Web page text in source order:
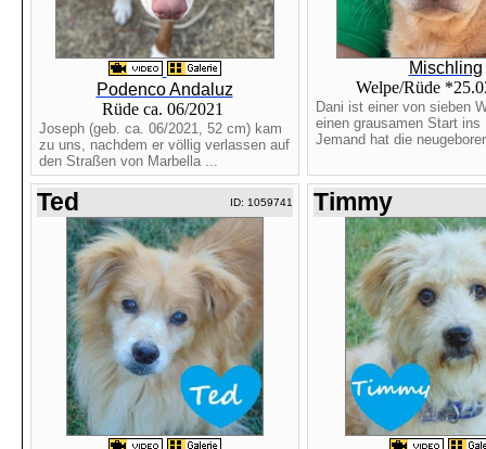
Podenco Andaluz
Rüde ca. 06/2021
Joseph (geb. ca. 06/2021, 52 cm) kam
zu uns, nachdem er völlig verlassen auf
den Straßen von Marbella ...
Mischling
Welpe/Rüde
Dani ist einer von sieben
einen grausamen Start ins
Jemand hat die
Ted ID: 1059741 Timmy